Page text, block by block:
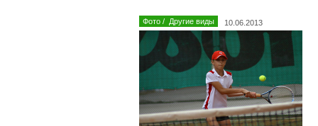
Фото / Другие виды 10.06.2013